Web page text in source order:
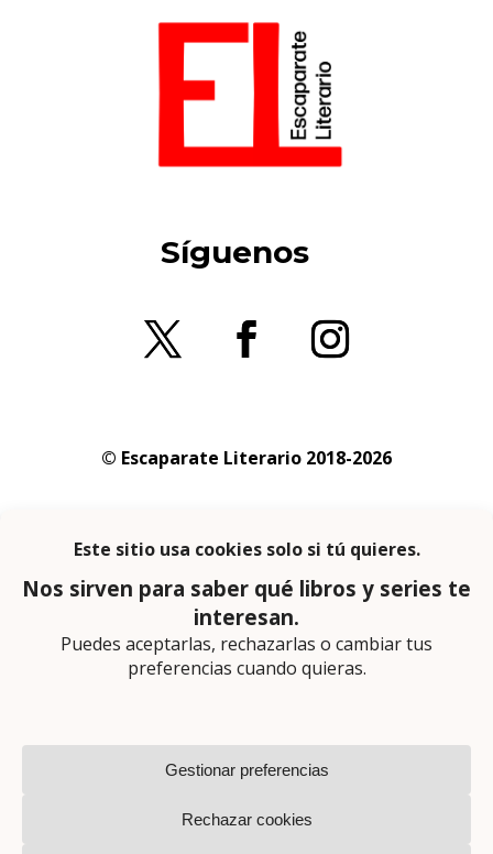
Síguenos
© Escaparate Literario 2018-2026
privacidad
En calidad de afiliado de Amazon obtengo
ingresos por las compras adscritas que